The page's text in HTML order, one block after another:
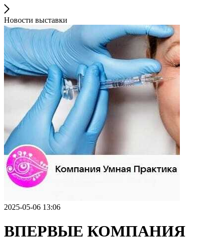
Новости выставки
2025-05-06 13:06
ВПЕРВЫЕ КОМПАНИЯ